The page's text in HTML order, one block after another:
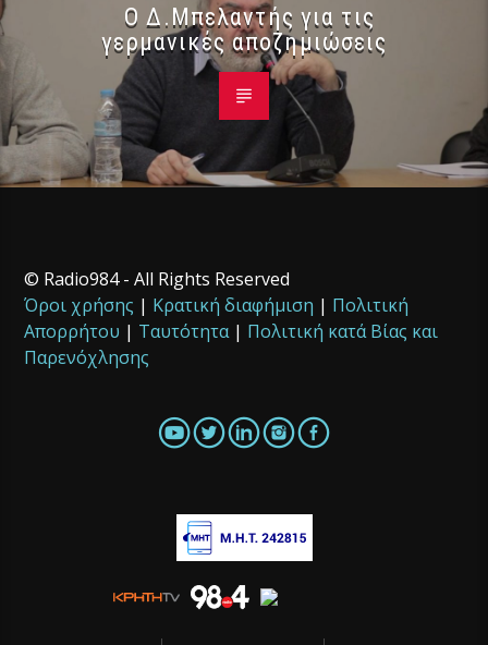
Ο Δ.Μπελαντής για τις
γερμανικές αποζημιώσεις
© Radio984 - All Rights Reserved
Όροι χρήσης | Κρατική διαφήμιση | Πολιτική
Απορρήτου | Ταυτότητα| Πολιτική κατά Βίας και
Παρενόχλησης